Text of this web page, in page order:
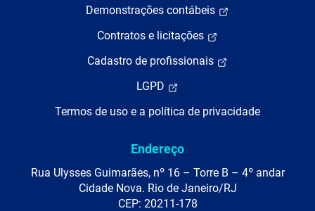
Demonstrações contábeis
Contratos e licitações
Cadastro de profissionais
LGPD
Termos de uso e a política de privacidade
Endereço
Rua Ulysses Guimarães, nº 16 – Torre B – 4º andar
Cidade Nova. Rio de Janeiro/RJ
CEP: 20211-178